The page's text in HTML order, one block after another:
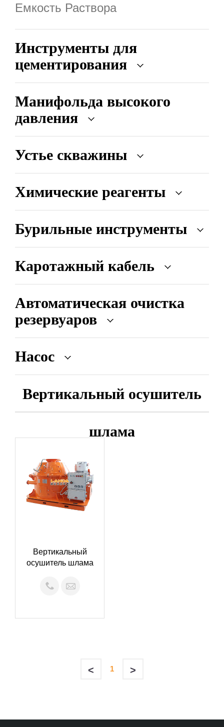
Емкость Раствора
Инструменты для
цементирования
Манифольда высокого
давления
Устье скважины
Химические реагенты
Бурильные инструменты
Каротажный кабель
Автоматическая очистка
резервуаров
Насос
Вертикальный осушитель
шлама
Вертикальный
осушитель шлама
< 1 >